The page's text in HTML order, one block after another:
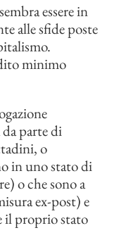
essere in
alle sfide poste
minimo
parte di
o
in uno stato di
o che sono a
ex-post) e
il proprio stato